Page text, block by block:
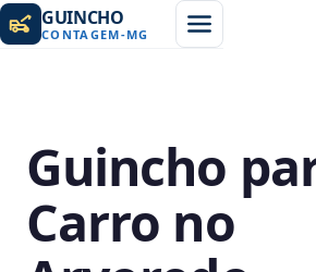
GUINCHO
CONTAGEM-MG
Guincho
Carro no